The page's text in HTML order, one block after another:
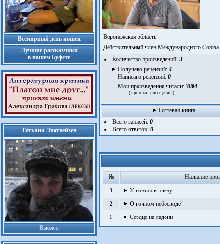
Всемирный день кошек
Лучшие рассказчики
в нашем Буфете
Татьяна Лиотвейзен
Вьюжит
Воронежская область
Действительный член Международного
Количество произведений: 3
Получено рецензий: 4
Написано рецензий: 0
Мои произведения читали: 3804
( протокол посещений )
Гостевая книга
Всего записей: 0
Всего ответов: 0
№
Название
3
У поэзии в плену
2
О ночном небосводе
1
Сердце на ладони